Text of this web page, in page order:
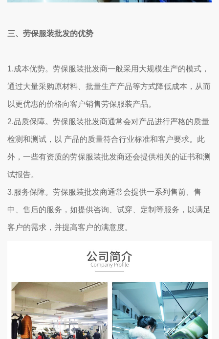
三、劳保服装批发的优势
1.成本优势。劳保服装批发商一般采用大规模生产的模式，
通过大量采购原材料、批量生产产品等方式降低成本，从而
以更优惠的价格向客户销售劳保服装产品。
2.品质保障。劳保服装批发商通常会对产品进行严格的质量
检测和测试，以 产品的质量符合行业标准和客户要求。此
外，一些有资质的劳保服装批发商还会提供相关的证书和测
试报告。
3.服务保障。劳保服装批发商通常会提供一系列售前、售
中、售后的服务，如提供咨询、试穿、定制等服务，以满足
客户的需求，并提高客户的满意度。